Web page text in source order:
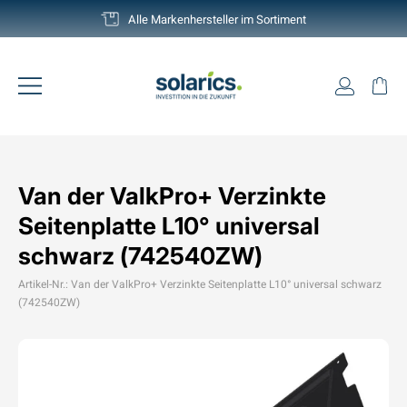
Direkt
zum
Pause
Deutschlands grösste Auswahl
Seitennavigation
Van der ValkPro+ Verzinkte
Seitenplatte L10° universal
schwarz (742540ZW)
Artikel-Nr.: Van der ValkPro+ Verzinkte Seitenplatte L10° universal schwarz
(742540ZW)